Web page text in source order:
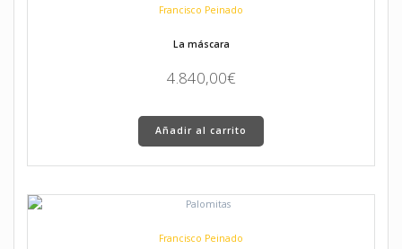
Francisco Peinado
La máscara
4.840,00€
Añadir al carrito
Francisco Peinado